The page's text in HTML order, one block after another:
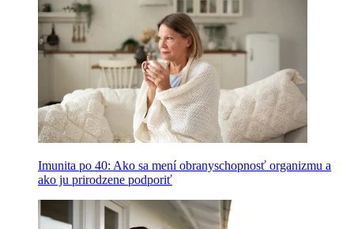
Imunita po 40: Ako sa mení obranyschopnosť organizmu a
ako ju prirodzene podporiť